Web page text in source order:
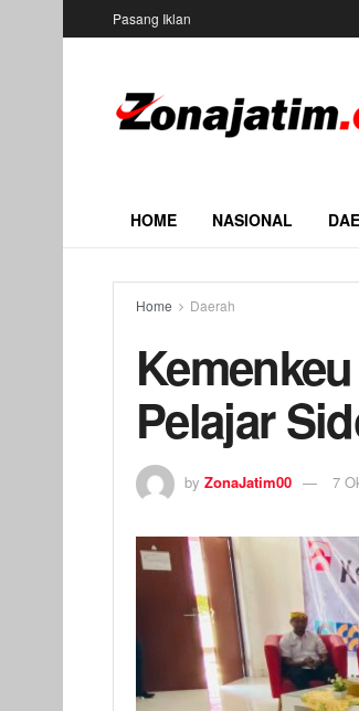
Pasang Iklan
HOME NASIONAL
Home Daerah
Pelajar
by ZonaJatim00 7